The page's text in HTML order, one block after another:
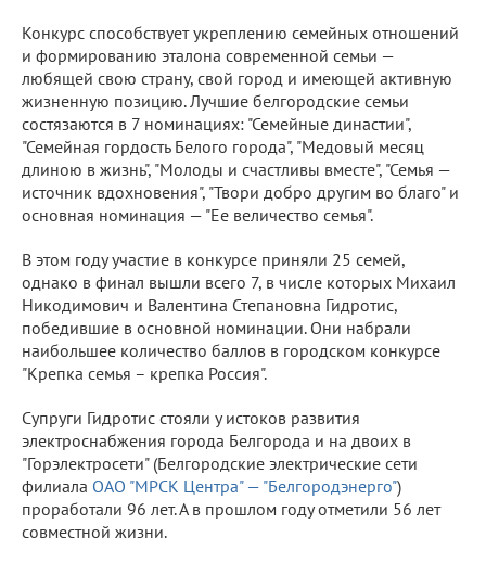
Конкурс способствует укреплению семейных отношений
и формированию эталона современной семьи —
любящей свою страну, свой город и имеющей активную
жизненную позицию. Лучшие белгородские семьи
состязаются в 7 номинациях: "Семейные династии",
"Семейная гордость Белого города", "Медовый месяц
длиною в жизнь", "Молоды и счастливы вместе", "Семья —
источник вдохновения", "Твори добро другим во благо" и
основная номинация — "Ее величество семья".
В этом году участие в конкурсе приняли 25 семей,
однако в финал вышли всего 7, в числе которых Михаил
Никодимович и Валентина Степановна Гидротис,
победившие в основной номинации. Они набрали
наибольшее количество баллов в городском конкурсе
"Крепка семья – крепка Россия".
Супруги Гидротис стояли у истоков развития
электроснабжения города Белгорода и на двоих в
"Горэлектросети" (Белгородские электрические сети
филиала ОАО "МРСК Центра" — "Белгородэнерго")
проработали 96 лет. А в прошлом году отметили 56 лет
совместной жизни.